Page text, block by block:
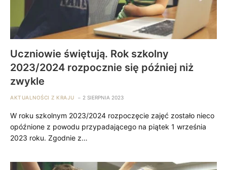
Uczniowie świętują. Rok szkolny
2023/2024 rozpocznie się później niż
zwykle
AKTUALNOŚCI Z KRAJU 2 SIERPNIA 2023
W roku szkolnym 2023/2024 rozpoczęcie zajęć zostało nieco
opóźnione z powodu przypadającego na piątek 1 września
2023 roku. Zgodnie z…